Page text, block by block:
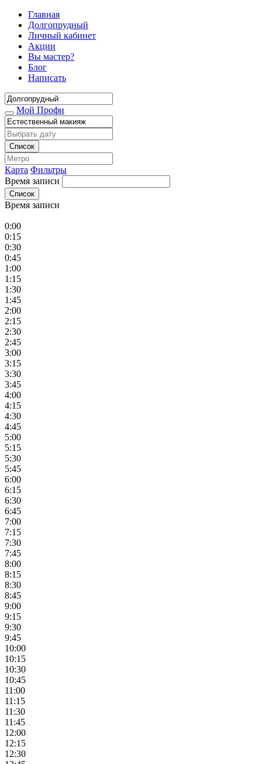
Главная
Долгопрудный
Личный кабинет
Акции
Вы мастер?
Блог
Написать
Мой Профи
Список
Карта Фильтры
Время записи
Список
Время записи
0:00
0:15
0:30
0:45
1:00
1:15
1:30
1:45
2:00
2:15
2:30
2:45
3:00
3:15
3:30
3:45
4:00
4:15
4:30
4:45
5:00
5:15
5:30
5:45
6:00
6:15
6:30
6:45
7:00
7:15
7:30
7:45
8:00
8:15
8:30
8:45
9:00
9:15
9:30
9:45
10:00
10:15
10:30
10:45
11:00
11:15
11:30
11:45
12:00
12:15
12:30